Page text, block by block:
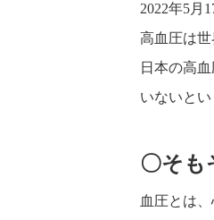
2022年5月
高血圧は
日本の高
いないとい
〇そも
血圧とは